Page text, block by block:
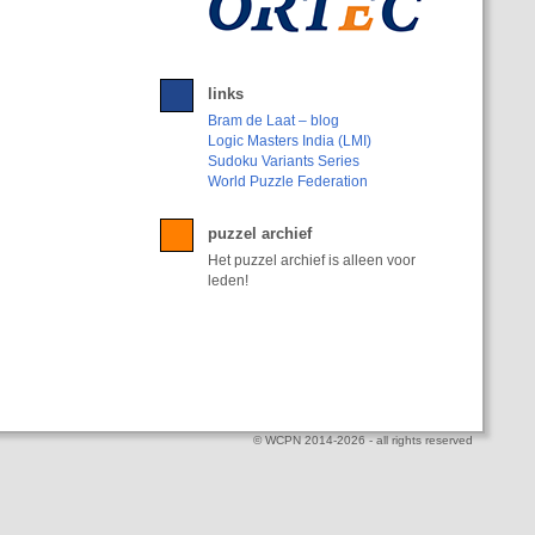
links
Bram de Laat – blog
Logic Masters India (LMI)
Sudoku Variants Series
World Puzzle Federation
puzzel archief
Het puzzel archief is alleen voor
leden!
© WCPN 2014-2026 - all rights reserved